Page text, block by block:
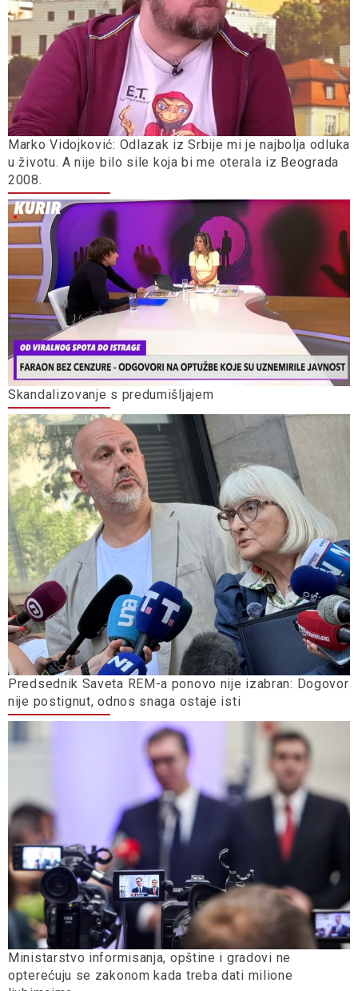
Marko Vidojković: Odlazak iz Srbije mi je najbolja odluka
u životu. A nije bilo sile koja bi me oterala iz Beograda
2008.
Skandalizovanje s predumišljajem
Predsednik Saveta REM-a ponovo nije izabran: Dogovor
nije postignut, odnos snaga ostaje isti
Ministarstvo informisanja, opštine i gradovi ne
opterećuju se zakonom kada treba dati milione